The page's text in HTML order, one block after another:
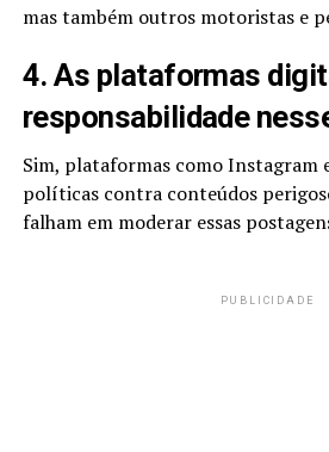
mas também outros motoristas e
4. As plataformas
responsabilidade
Sim, plataformas como Instagram
políticas contra conteúdos
falham em moderar essas
PUBLICIDADE